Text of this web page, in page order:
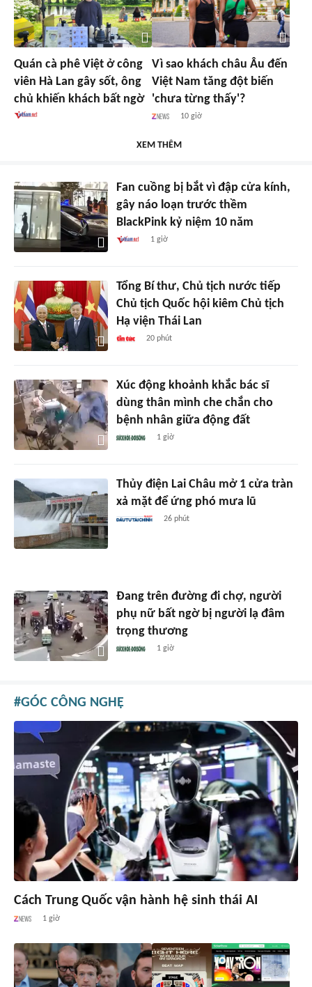
Quán cà phê Việt ở công
viên Hà Lan gây sốt, ông
chủ khiến khách bất ngờ
Vì sao khách châu Âu đến
Việt Nam tăng đột biến
'chưa từng thấy'?
10 giờ
XEM THÊM
Fan cuồng bị bắt vì đập cửa kính,
gây náo loạn trước thềm
BlackPink kỷ niệm 10 năm
1 giờ
Tổng Bí thư, Chủ tịch nước tiếp
Chủ tịch Quốc hội kiêm Chủ tịch
Hạ viện Thái Lan
20 phút
Xúc động khoảnh khắc bác sĩ
dùng thân mình che chắn cho
bệnh nhân giữa động đất
1 giờ
Thủy điện Lai Châu mở 1 cửa tràn
xả mặt để ứng phó mưa lũ
26 phút
Đang trên đường đi chợ, người
phụ nữ bất ngờ bị người lạ đâm
trọng thương
1 giờ
GÓC CÔNG NGHỆ
Cách Trung Quốc vận hành hệ sinh thái AI
1 giờ